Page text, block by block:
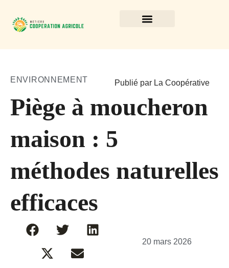
ENVIRONNEMENT Publié par La Coopérative
Piège à moucheron
maison : 5
méthodes naturelles
efficaces
20 mars 2026